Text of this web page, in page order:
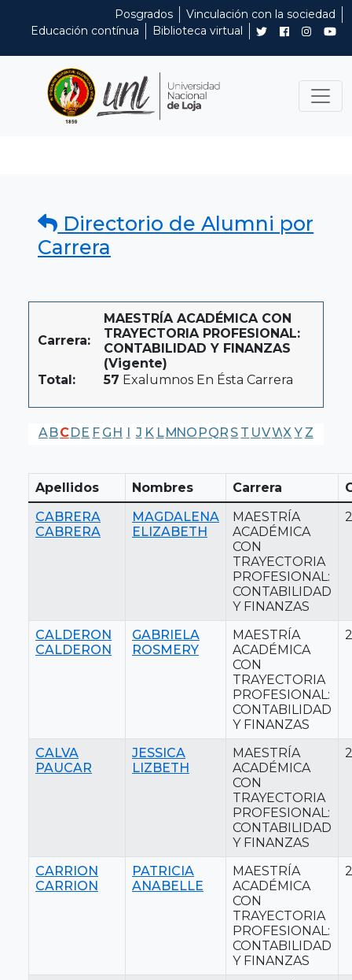
Posgrados
Vinculación con la sociedad
Educación contínua
Biblioteca virtual
Directorio de Alumni por
Carrera
Carrera:
MAESTRÍA ACADÉMICA CON
TRAYECTORIA PROFESIONAL:
CONTABILIDAD Y FINANZAS
(Vigente)
Total:
57 Exalumnos En Ésta Carrera
A BCDE F G H I J K LMNO PQR S T UVWX Y Z
Apellidos Nombres Carrera
CABRERA
CABRERA
MAGDALENA
ELIZABETH
MAESTRÍA
ACADÉMICA
CON
TRAYECTORIA
PROFESIONAL:
CONTABILIDAD
Y FINANZAS
CALDERON
CALDERON
GABRIELA
ROSMERY
MAESTRÍA
ACADÉMICA
CON
TRAYECTORIA
PROFESIONAL:
CONTABILIDAD
Y FINANZAS
CALVA
PAUCAR
JESSICA
LIZBETH
MAESTRÍA
ACADÉMICA
CON
TRAYECTORIA
PROFESIONAL:
CONTABILIDAD
Y FINANZAS
CARRION
CARRION
PATRICIA
ANABELLE
MAESTRÍA
ACADÉMICA
CON
TRAYECTORIA
PROFESIONAL:
CONTABILIDAD
Y FINANZAS